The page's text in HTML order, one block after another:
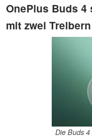
OnePlus Buds
mit zwei
Die Buds